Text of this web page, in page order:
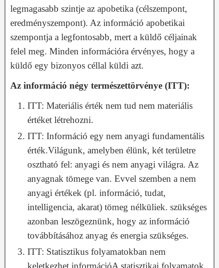
legmagasabb szintje az apobetika (célszempont,
eredményszempont). Az információ apobetikai
szempontja a legfontosabb, mert a küldő céljainak
felel meg. Minden információra érvényes, hogy a
küldő egy bizonyos céllal küldi azt.
Az információ négy természettörvénye (ITT):
ITT: Materiális érték nem tud nem materiális
értéket létrehozni.
ITT: Információ egy nem anyagi fundamentális
érték.Világunk, amelyben élünk, két területre
osztható fel: anyagi és nem anyagi világra. Az
anyagnak tömege van. Evvel szemben a nem
anyagi értékek (pl. információ, tudat,
intelligencia, akarat) tömeg nélküliek. szükséges
azonban leszögeznünk, hogy az információ
továbbításához anyag és energia szükséges.
ITT: Statisztikus folyamatokban nem
keletkezhet információA statisztikai folyamatok